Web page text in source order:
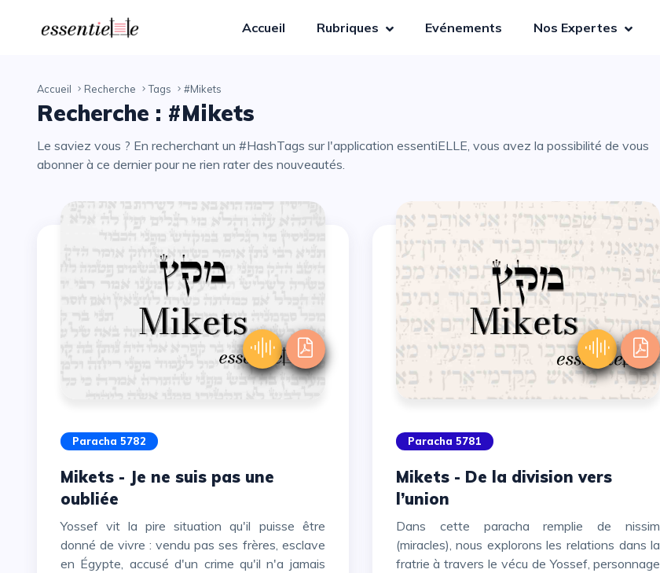
Accueil Rubriques Evénements Nos Expertes
Accueil Recherche Tags #Mikets
Recherche : #Mikets
Le saviez vous ? En recherchant un #HashTags sur l'application essentiELLE, vous avez la possibilité de vous
abonner à ce dernier pour ne rien rater des nouveautés.
Paracha 5782
Mikets - Je ne suis pas une
oubliée
Yossef vit la pire situation qu'il puisse être
donné de vivre : vendu pas ses frères, esclave
en Égypte, accusé d'un crime qu'il n'a jamais
Paracha 5781
Mikets - De la division vers
l’union
Dans cette paracha remplie de nissim
(miracles), nous explorons les relations dans la
fratrie à travers le vécu de Yossef, personnage